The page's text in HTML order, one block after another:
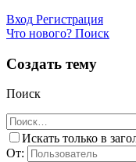
Вход Регистрация
Что нового? Поиск
Создать тему
Поиск
Искать только в
От: